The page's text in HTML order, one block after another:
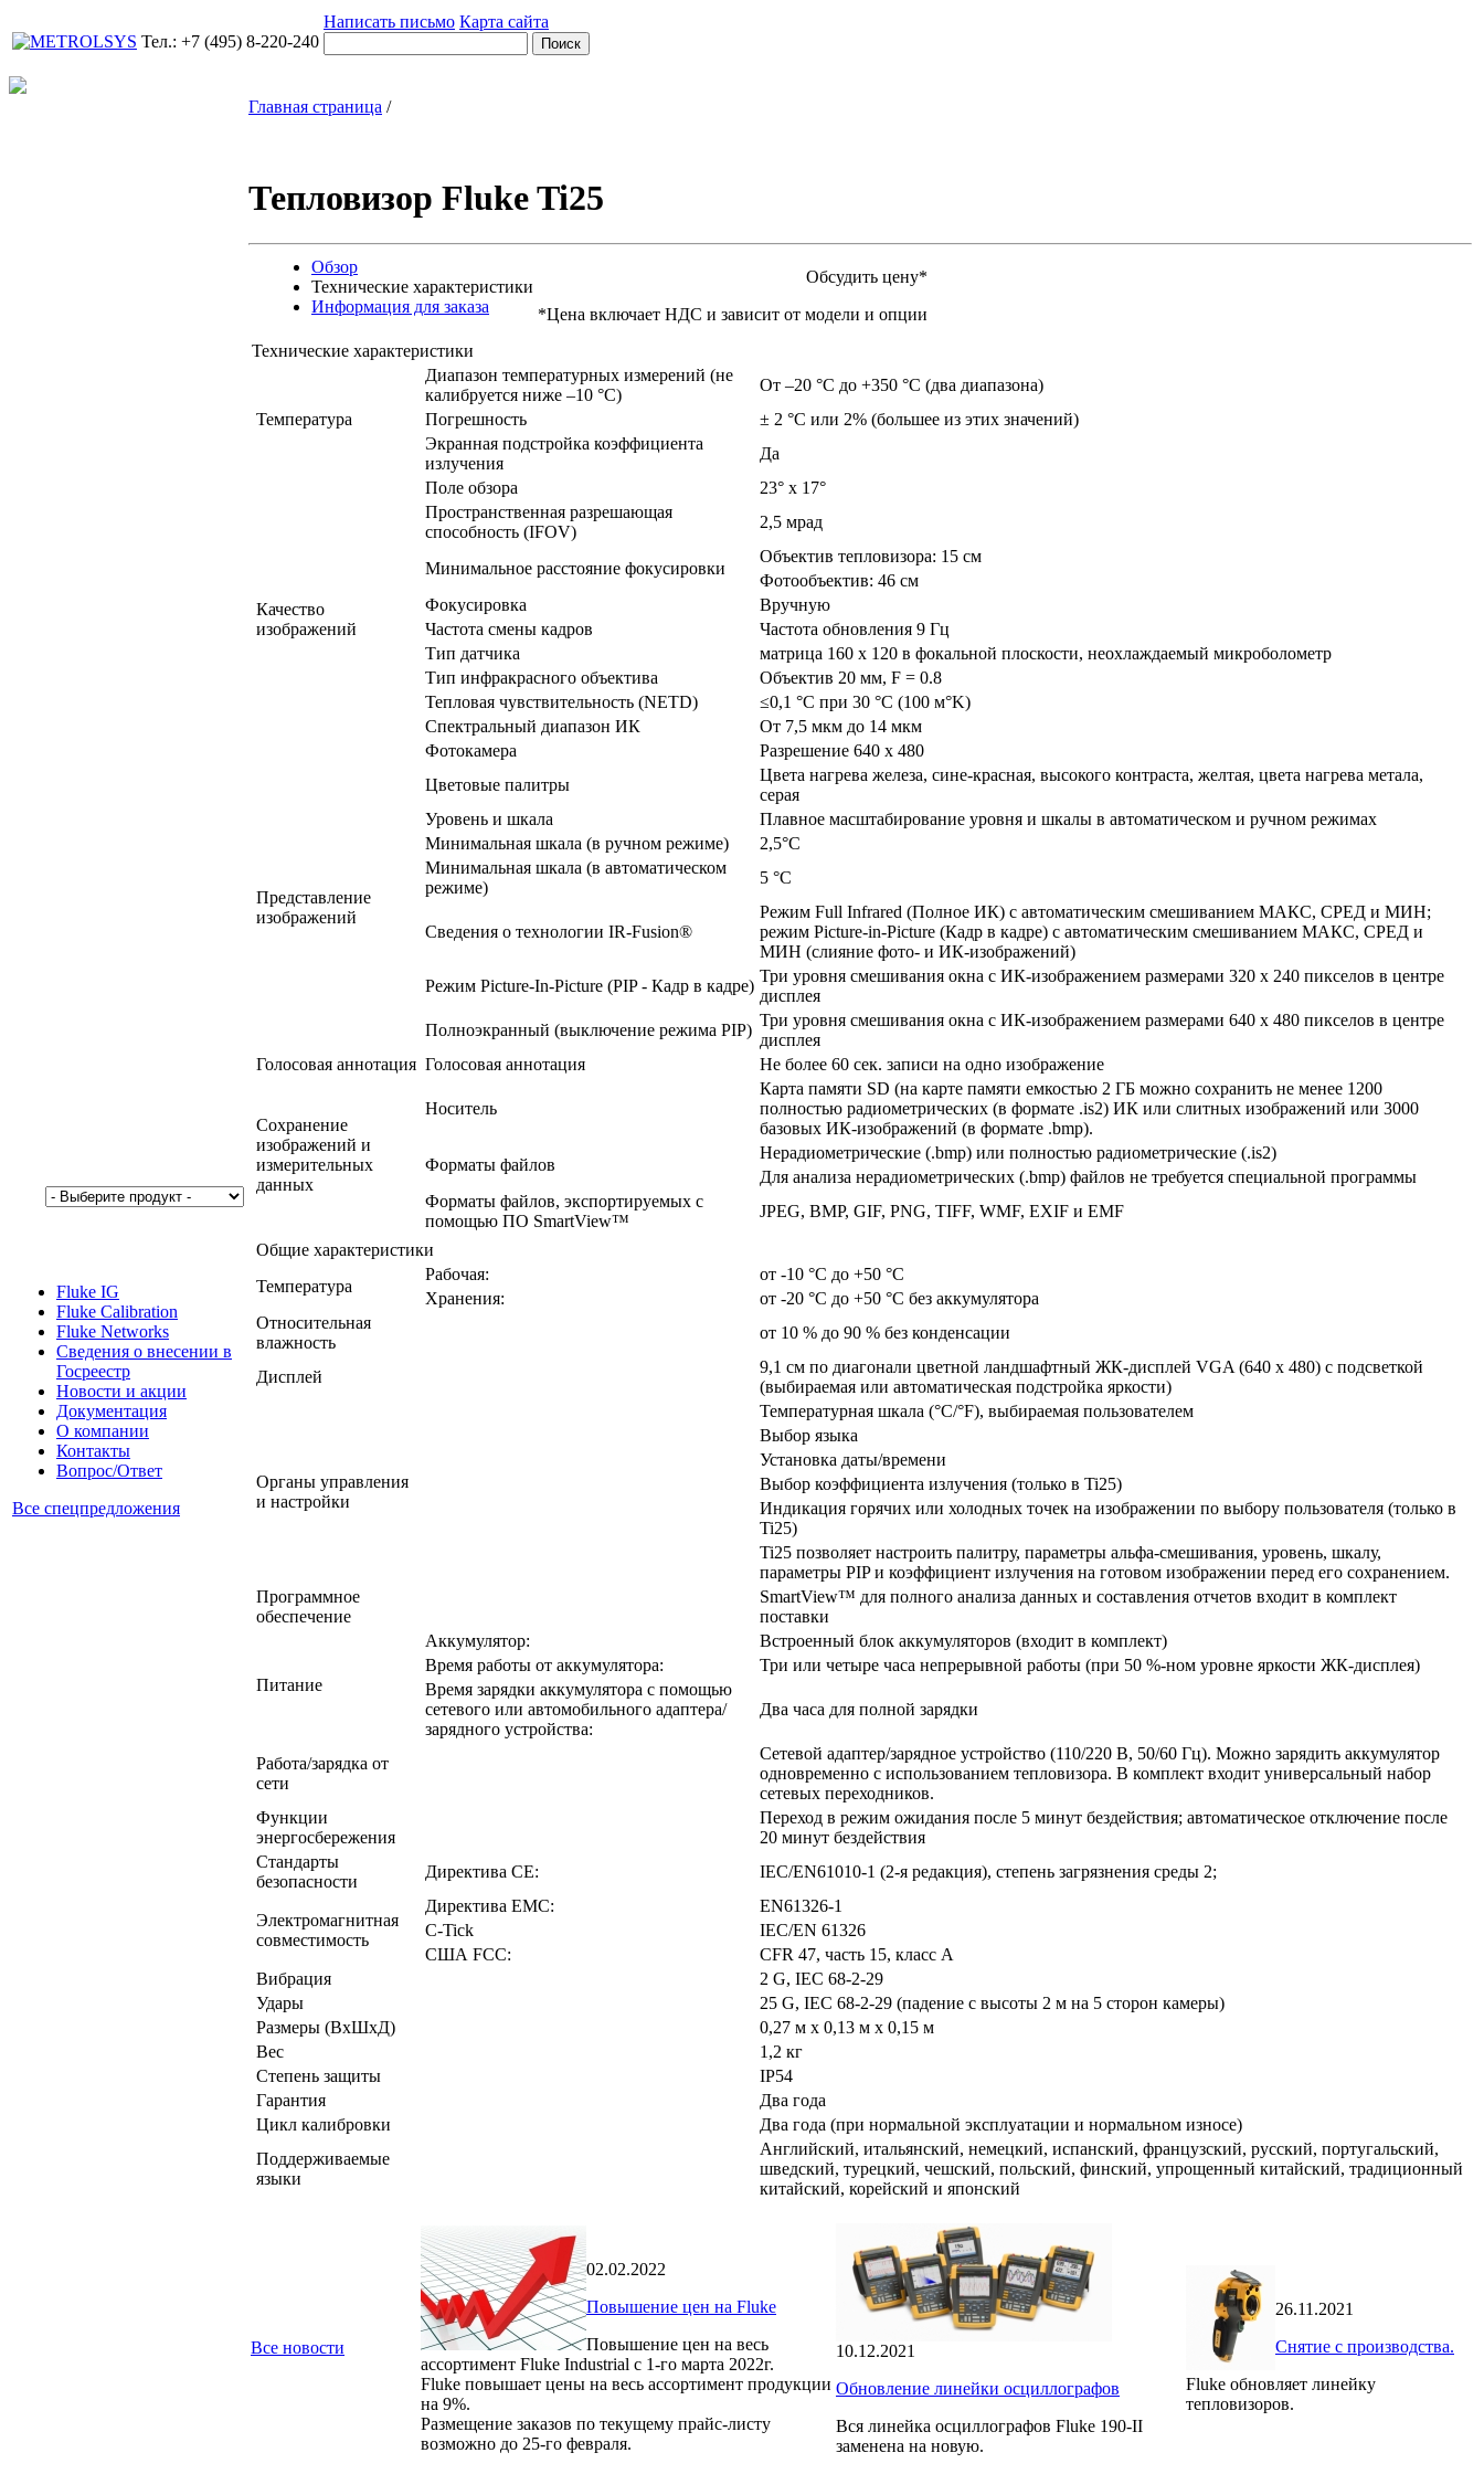
Тел.: +7 (495) 8-220-240
Написать письмо Карта сайта
Fluke IG
Fluke Calibration
Fluke Networks
Сведения о внесении в
Госреестр
Новости и акции
Документация
О компании
Контакты
Вопрос/Ответ
Все спецпредложения
Главная страница /
Тепловизор Fluke Ti25
Обзор
Технические характеристики
Информация для заказа
Обсудить цену*
*Цена включает НДС и зависит от модели и опции
Технические характеристики
Температура
Диапазон температурных измерений (не
калибруется ниже –10 °C)
От –20 °C до +350 °C (два диапазона)
Погрешность
± 2 °C или 2% (большее из этих значений)
Экранная подстройка коэффициента
излучения
Да
Качество
изображений
Поле обзора
23° x 17°
Пространственная разрешающая
способность (IFOV)
2,5 мрад
Минимальное расстояние фокусировки
Объектив тепловизора: 15 см
Фотообъектив: 46 см
Фокусировка
Вручную
Частота смены кадров
Частота обновления 9 Гц
Тип датчика
матрица 160 x 120 в фокальной плоскости, неохлаждаемый микроболометр
Тип инфракрасного объектива
Объектив 20 мм, F = 0.8
Тепловая чувствительность (NETD)
≤0,1 °C при 30 °C (100 м°K)
Спектральный диапазон ИК
От 7,5 мкм до 14 мкм
Фотокамера
Разрешение 640 x 480
Представление
изображений
Цветовые палитры
Цвета нагрева железа, сине-красная, высокого контраста, желтая, цвета нагрева метала,
серая
Уровень и шкала
Плавное масштабирование уровня и шкалы в автоматическом и ручном режимах
Минимальная шкала (в ручном режиме)
2,5°C
Минимальная шкала (в автоматическом
режиме)
5 °C
Сведения о технологии IR-Fusion®
Режим Full Infrared (Полное ИК) с автоматическим смешиванием МАКС, СРЕД и МИН;
режим Picture-in-Picture (Кадр в кадре) с автоматическим смешиванием МАКС, СРЕД и
МИН (слияние фото- и ИК-изображений)
Режим Picture-In-Picture (PIP - Кадр в кадре)
Три уровня смешивания окна с ИК-изображением размерами 320 x 240 пикселов в центре
дисплея
Полноэкранный (выключение режима PIP)
Три уровня смешивания окна с ИК-изображением размерами 640 x 480 пикселов в центре
дисплея
Голосовая аннотация Голосовая аннотация Не более 60 сек. записи на одно изображение
Сохранение
изображений и
измерительных
данных
Носитель
Карта памяти SD (на карте памяти емкостью 2 ГБ можно сохранить не менее 1200
полностью радиометрических (в формате .is2) ИК или слитных изображений или 3000
базовых ИК-изображений (в формате .bmp).
Форматы файлов
Нерадиометрические (.bmp) или полностью радиометрические (.is2)
Для анализа нерадиометрических (.bmp) файлов не требуется специальной программы
Форматы файлов, экспортируемых с
помощью ПО SmartView™
JPEG, BMP, GIF, PNG, TIFF, WMF, EXIF и EMF
Общие характеристики
Температура
Рабочая:
от -10 °C до +50 °C
Хранения:
от -20 °C до +50 °C без аккумулятора
Относительная
влажность
от 10 % до 90 % без конденсации
Дисплей
9,1 см по диагонали цветной ландшафтный ЖК-дисплей VGA (640 x 480) с подсветкой
(выбираемая или автоматическая подстройка яркости)
Органы управления
и настройки
Температурная шкала (°C/°F), выбираемая пользователем
Выбор языка
Установка даты/времени
Выбор коэффициента излучения (только в Ti25)
Индикация горячих или холодных точек на изображении по выбору пользователя (только в
Ti25)
Ti25 позволяет настроить палитру, параметры альфа-смешивания, уровень, шкалу,
параметры PIP и коэффициент излучения на готовом изображении перед его сохранением.
Программное
обеспечение
SmartView™ для полного анализа данных и составления отчетов входит в комплект
поставки
Питание
Аккумулятор:
Встроенный блок аккумуляторов (входит в комплект)
Время работы от аккумулятора:
Три или четыре часа непрерывной работы (при 50 %-ном уровне яркости ЖК-дисплея)
Время зарядки аккумулятора с помощью
сетевого или автомобильного адаптера/
зарядного устройства:
Два часа для полной зарядки
Работа/зарядка от
сети
Сетевой адаптер/зарядное устройство (110/220 В, 50/60 Гц). Можно зарядить аккумулятор
одновременно с использованием тепловизора. В комплект входит универсальный набор
сетевых переходников.
Функции
энергосбережения
Переход в режим ожидания после 5 минут бездействия; автоматическое отключение после
20 минут бездействия
Стандарты
безопасности
Директива CE: IEC/EN61010-1 (2-я редакция), степень загрязнения среды 2;
Электромагнитная
совместимость
Директива EMC:
EN61326-1
C-Tick
IEC/EN 61326
США FCC:
CFR 47, часть 15, класс A
Вибрация
2 G, IEC 68-2-29
Удары
25 G, IEC 68-2-29 (падение с высоты 2 м на 5 сторон камеры)
Размеры (ВxШxД)
0,27 м x 0,13 м x 0,15 м
Вес
1,2 кг
Степень защиты
IP54
Гарантия
Два года
Цикл калибровки
Два года (при нормальной эксплуатации и нормальном износе)
Поддерживаемые
языки
Английский, итальянский, немецкий, испанский, французский, русский, португальский,
шведский, турецкий, чешский, польский, финский, упрощенный китайский, традиционный
китайский, корейский и японский
Все новости
02.02.2022
Повышение цен на Fluke
Повышение цен на весь
ассортимент Fluke Industrial с 1-го марта 2022г.
Fluke повышает цены на весь ассортимент продукции
на 9%.
Размещение заказов по текущему прайс-листу
возможно до 25-го февраля.
10.12.2021
Обновление линейки осциллографов
Вся линейка осциллографов Fluke 190-II
заменена на новую.
26.11.2021
Снятие с производства.
Fluke обновляет линейку
тепловизоров.